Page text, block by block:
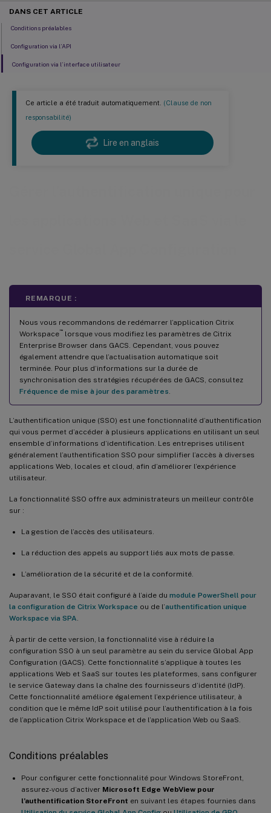
Ce article a été traduit automatiquement. (Clause de non
responsabilité)
Lire en anglais
REMARQUE :
Nous vous recommandons de redémarrer l’application Citrix
Workspace™
lorsque vous modifiez les paramètres de Citrix
Enterprise Browser dans GACS. Cependant, vous pouvez
également attendre que l’actualisation automatique soit
terminée. Pour plus d’informations sur la durée de
synchronisation des stratégies récupérées de GACS, consultez
Fréquence de mise à jour des paramètres
L’authentification unique (SSO) est une fonctionnalité d’authentification
qui vous permet d’accéder à plusieurs applications en utilisant un seul
ensemble d’informations d’identification. Les entreprises utilisent
généralement l’authentification SSO pour simplifier l’accès à diverses
applications Web, locales et cloud, afin d’améliorer l’expérience
utilisateur.
La fonctionnalité SSO offre aux administrateurs un meilleur contrôle
sur :
La gestion de l’accès des utilisateurs.
La réduction des appels au support liés aux mots de passe.
L’amélioration de la sécurité et de la conformité.
Auparavant, le SSO était configuré à l’aide du module PowerShell pour
la configuration de Citrix Workspace ou de l’authentification unique
Workspace via SPA
À partir de cette version, la fonctionnalité vise à réduire la
configuration SSO à un seul paramètre au sein du service Global App
Configuration (GACS). Cette fonctionnalité s’applique à toutes les
applications Web et SaaS sur toutes les plateformes, sans configurer
le service Gateway dans la chaîne des fournisseurs d’identité (IdP).
Cette fonctionnalité améliore également l’expérience utilisateur, à
condition que le même IdP soit utilisé pour l’authentification à la fois
de l’application Citrix Workspace et de l’application Web ou SaaS.
Conditions préalables
Pour configurer cette fonctionnalité pour Windows StoreFront,
assurez-vous d’activer Microsoft Edge WebView pour
l’authentification StoreFront en suivant les étapes fournies dans
DANS CET ARTICLE
Conditions préalables
Configuration via l’API
Configuration via l’interface utilisateur